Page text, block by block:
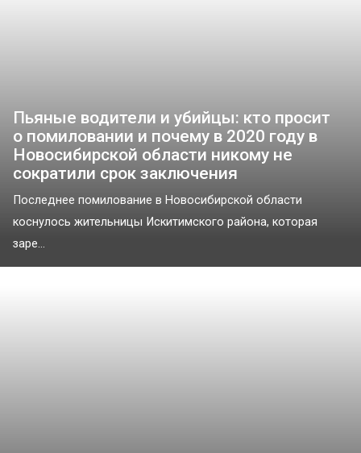
Пьяные водители и убийцы: кто просит
о помиловании и почему в 2020 году в
Новосибирской области никому не
сократили срок заключения
Последнее помилование в Новосибирской области
коснулось жительницы Искитимского района, которая
заре...